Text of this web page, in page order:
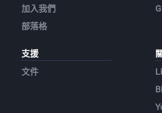
加入我們
部落格
支援
文件